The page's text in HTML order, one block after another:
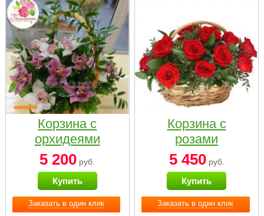
Заказать в один клик
Корзина с
орхидеями
малая
5 200 руб.
Купить
Заказать в один клик
Корзина с
розами
«Красный
Париж»
5 450руб.
Купить